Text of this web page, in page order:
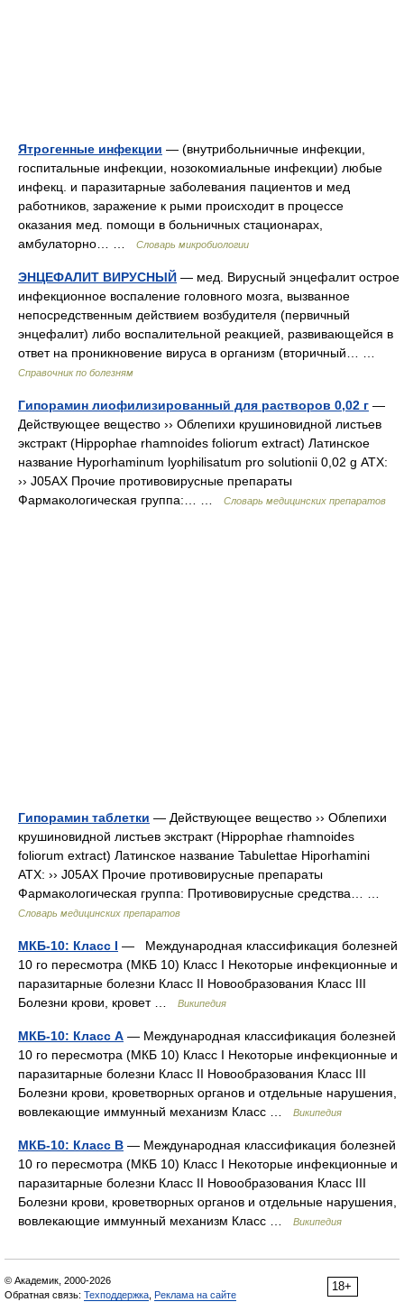
Ятрогенные инфекции — (внутрибольничные инфекции,
госпитальные инфекции, нозокомиальные инфекции) любые
инфекц. и паразитарные заболевания пациентов и мед
работников, заражение к рыми происходит в процессе
оказания мед. помощи в больничных стационарах,
амбулаторно… …
Словарь микробиологии
ЭНЦЕФАЛИТ ВИРУСНЫЙ — мед. Вирусный энцефалит острое
инфекционное воспаление головного мозга, вызванное
непосредственным действием возбудителя (первичный
энцефалит) либо воспалительной реакцией, развивающейся в
ответ на проникновение вируса в организм (вторичный… …
Справочник по болезням
Гипорамин лиофилизированный для растворов 0,02 г —
Действующее вещество ›› Облепихи крушиновидной листьев
экстракт (Hippophae rhamnoides foliorum extract) Латинское
название Hyporhaminum lyophilisatum pro solutionii 0,02 g АТХ:
›› J05AX Прочие противовирусные препараты
Фармакологическая группа:… …
Словарь медицинских препаратов
Гипорамин таблетки — Действующее вещество ›› Облепихи
крушиновидной листьев экстракт (Hippophae rhamnoides
foliorum extract) Латинское название Tabulettae Hiporhamini
АТХ: ›› J05AX Прочие противовирусные препараты
Фармакологическая группа: Противовирусные средства… …
Словарь медицинских препаратов
МКБ-10: Класс I — Международная классификация болезней
10 го пересмотра (МКБ 10) Класс I Некоторые инфекционные и
паразитарные болезни Класс II Новообразования Класс III
Болезни крови, кровет …
Википедия
МКБ-10: Класс A — Международная классификация болезней
10 го пересмотра (МКБ 10) Класс I Некоторые инфекционные и
паразитарные болезни Класс II Новообразования Класс III
Болезни крови, кроветворных органов и отдельные нарушения,
вовлекающие иммунный механизм Класс …
Википедия
МКБ-10: Класс B — Международная классификация болезней
10 го пересмотра (МКБ 10) Класс I Некоторые инфекционные и
паразитарные болезни Класс II Новообразования Класс III
Болезни крови, кроветворных органов и отдельные нарушения,
вовлекающие иммунный механизм Класс …
Википедия
18+
© Академик, 2000-2026
Обратная связь: Техподдержка Реклама на сайте